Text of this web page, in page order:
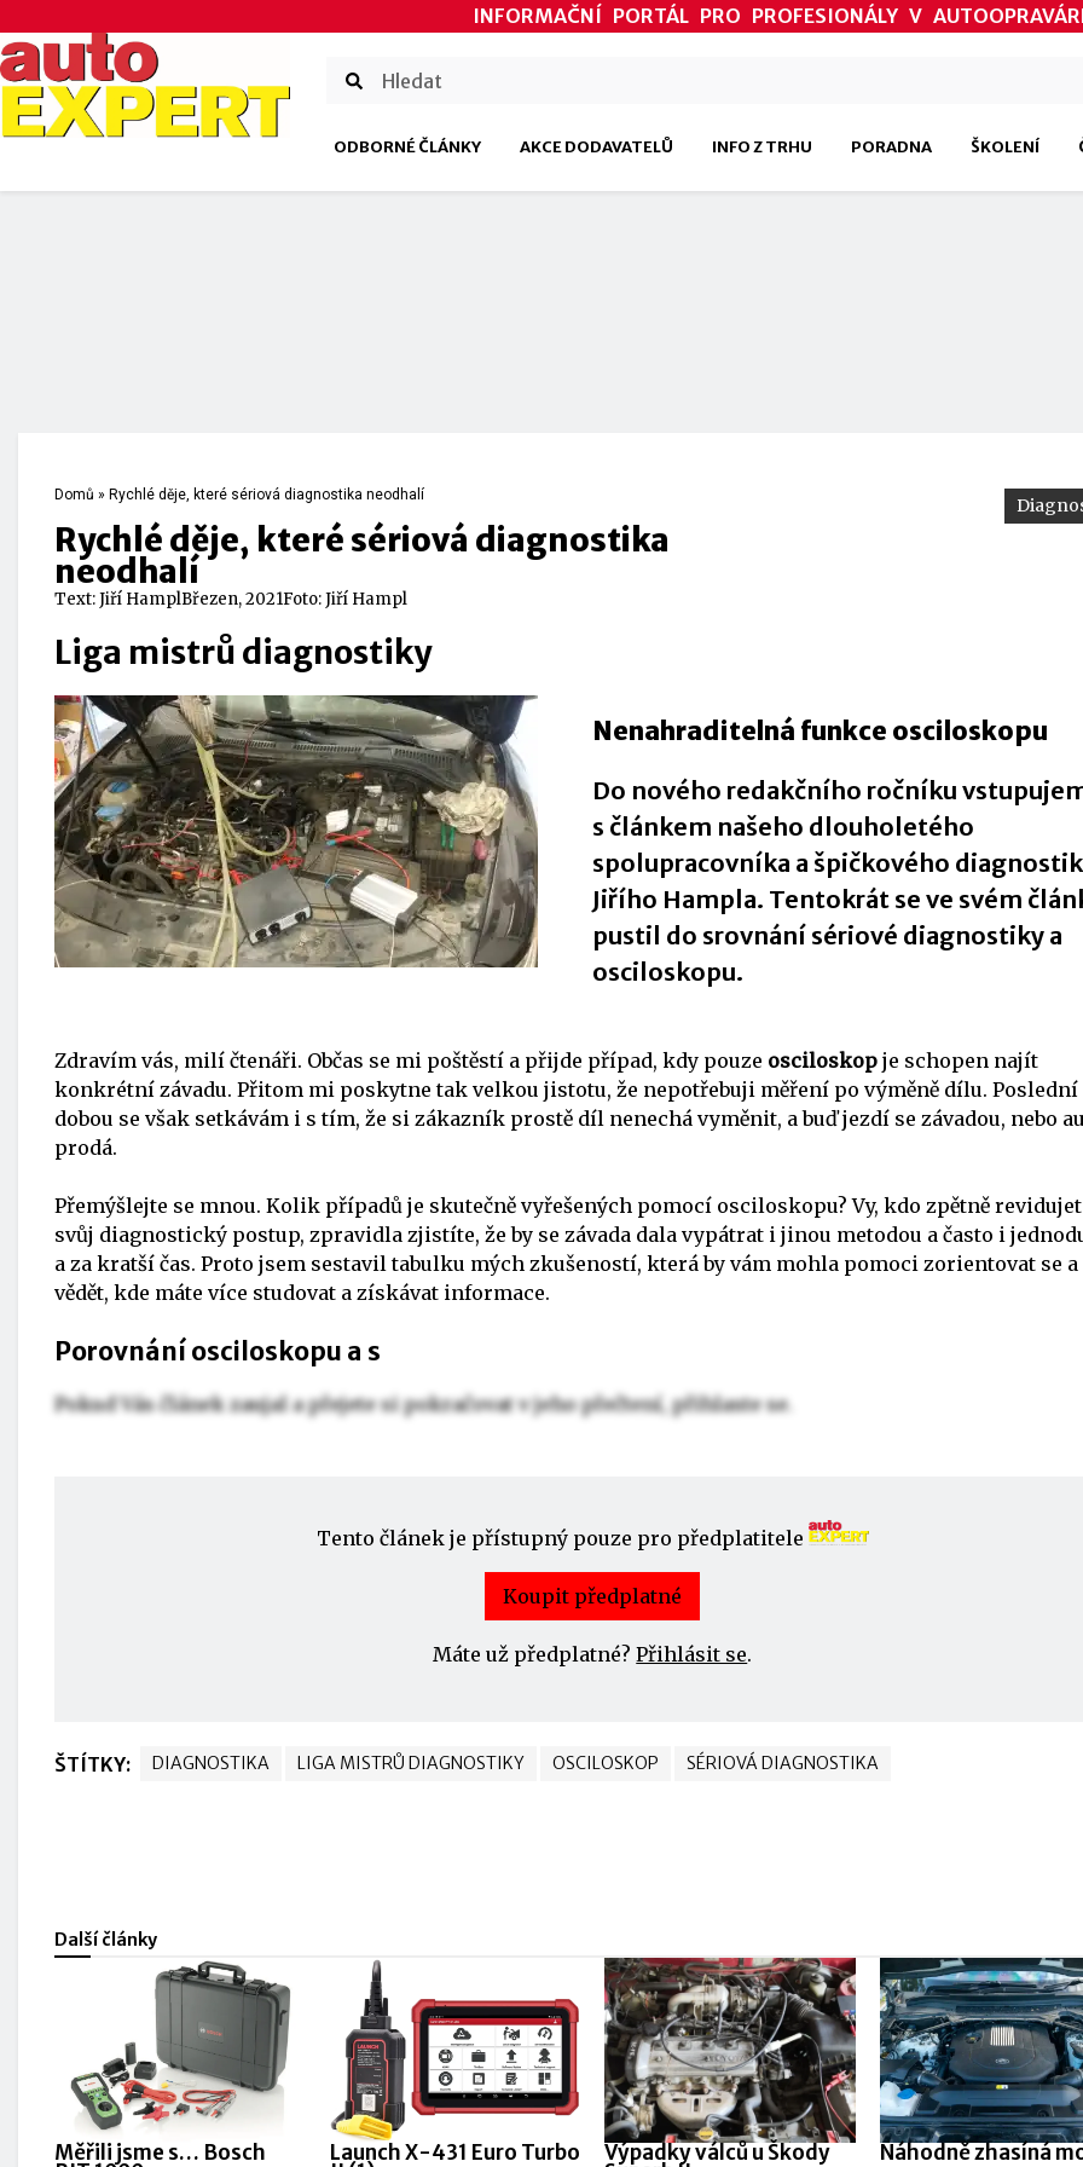
INFORMAČNÍ PORTÁL PRO PROFESIONÁLY V
ODBORNÉ ČLÁNKY AKCE DODAVATELŮ INFO Z TRHU PORADNA ŠKOLENÍ
Domů » Rychlé děje, které sériová diagnostika neodhalí
Rychlé děje, které sériová diagnostika
neodhalí
Text:Jiří HamplBřezen, 2021Foto: Jiří Hampl
Liga mistrů diagnostiky
Nenahraditelná funkce osciloskopu
Do nového redakčního ročníku
s článkem našeho dlouholetého
spolupracovníka a špičkového
Jiřího Hampla. Tentokrát se ve svém
pustil do srovnání sériové diagnostiky a
osciloskopu.
Zdravím vás, milí čtenáři. Občas se mi poštěstí a přijde případ, kdy pouze osciloskop je schopen najít
konkrétní závadu. Přitom mi poskytne tak velkou jistotu, že nepotřebuji měření po výměně dílu. Poslední
dobou se však setkávám i s tím, že si zákazník prostě díl nenechá vyměnit, a buď jezdí se závadou, nebo
prodá.
Přemýšlejte se mnou. Kolik případů je skutečně vyřešených pomocí osciloskopu? Vy, kdo zpětně
svůj diagnostický postup, zpravidla zjistíte, že by se závada dala vypátrat i jinou metodou a často i
a za kratší čas. Proto jsem sestavil tabulku mých zkušeností, která by vám mohla pomoci zorientovat se a
vědět, kde máte více studovat a získávat informace.
Porovnání osciloskopu a s
Pokud Vás článek zaujal a přejete si pokračovat v jeho přečtení, přihlaste se.
Tento článek je přístupný pouze pro předplatitele
Koupit předplatné
Máte už předplatné?Přihlásit se.
ŠTÍTKY: DIAGNOSTIKA LIGA MISTRŮ DIAGNOSTIKY OSCILOSKOP SÉRIOVÁ DIAGNOSTIKA
Další články
Měřili jsme s… Bosch Launch X-431 Euro Turbo Výpadky válců u Škody Náhodně zhasíná